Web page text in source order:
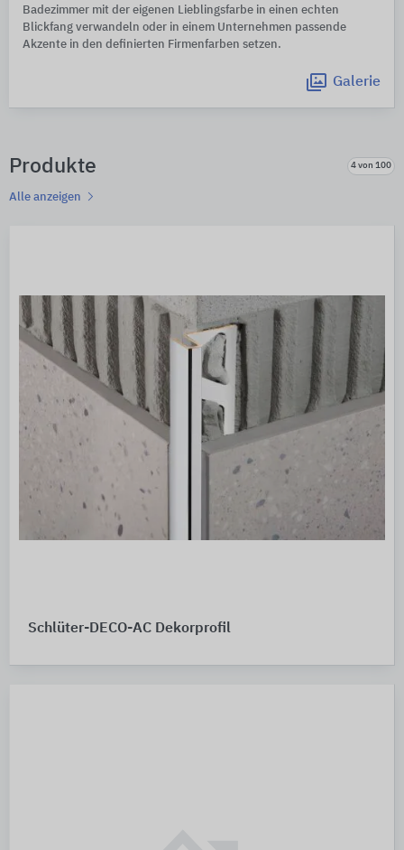
Badezimmer mit der eigenen Lieblingsfarbe in einen echten
Blickfang verwandeln oder in einem Unternehmen passende
Akzente in den definierten Firmenfarben setzen.
Galerie
Produkte 4 von 100
Alle anzeigen
Schlüter-DECO-AC Dekorprofil